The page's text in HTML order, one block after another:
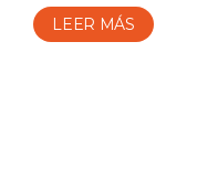
LEER MÁS